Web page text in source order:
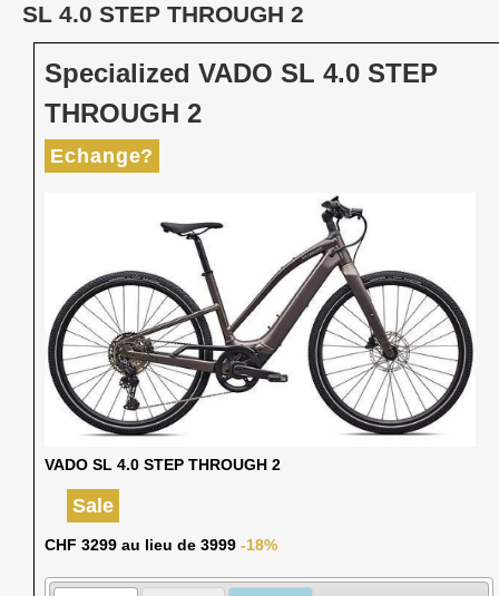
SL 4.0 STEP THROUGH 2
Specialized VADO SL 4.0 STEP
THROUGH 2
Echange?
VADO SL 4.0 STEP THROUGH 2
Sale
CHF 3299 au lieu de 3999 -18%